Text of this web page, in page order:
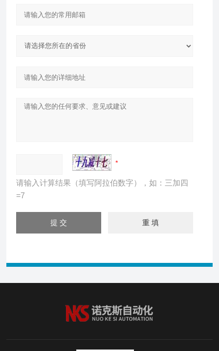
请输入计算结果（填写阿拉伯数字），如：三加四
=7